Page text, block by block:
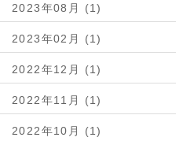
2023年08月 (1)
2023年02月 (1)
2022年12月 (1)
2022年11月 (1)
2022年10月 (1)